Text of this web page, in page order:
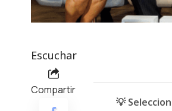
Escuchar
Compartir
💡